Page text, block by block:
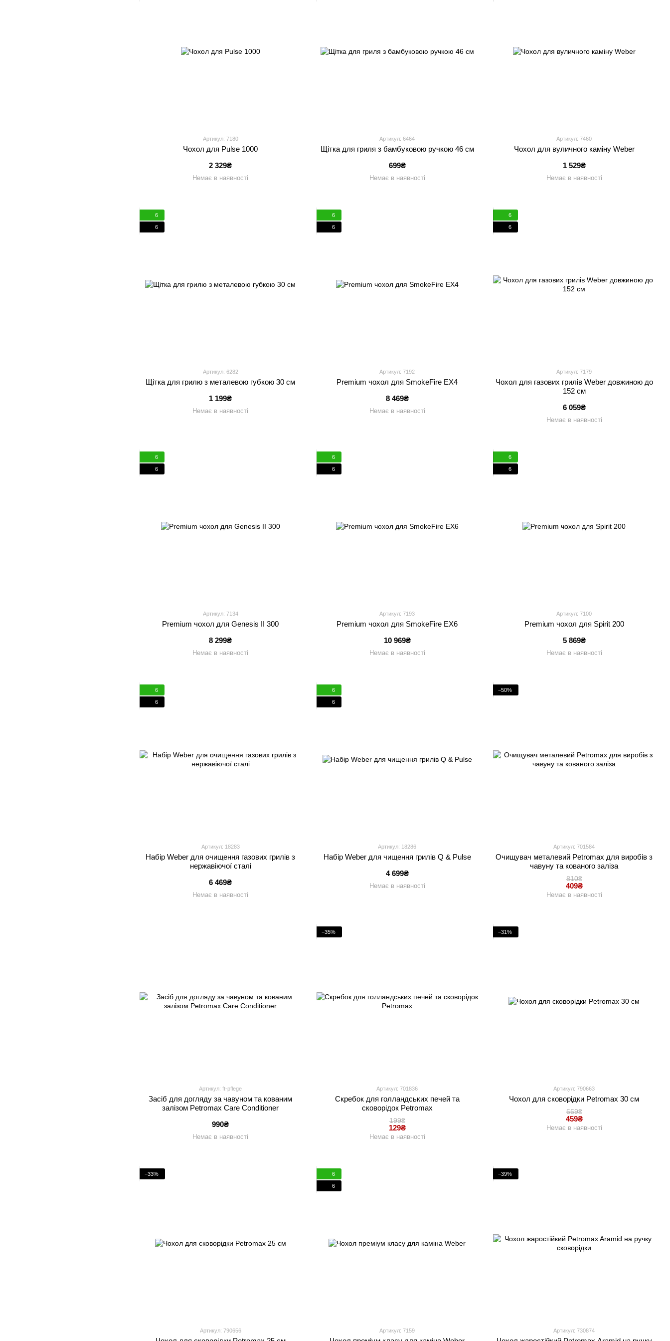
Артикул: 7180
Чохол для Pulse 1000
2 329₴
Немає в наявності
Артикул: 6464
Щітка для гриля з бамбуковою ручкою 46 см
699₴
Немає в наявності
Артикул: 7460
Чохол для вуличного каміну Weber
1 529₴
Немає в наявності
6
6
Артикул: 6282
Щітка для грилю з металевою губкою 30 см
1 199₴
Немає в наявності
6
6
Артикул: 7192
Premium чохол для SmokeFire EX4
8 469₴
Немає в наявності
6
6
Артикул: 7179
Чохол для газових грилів Weber довжиною до
152 см
6 059₴
Немає в наявності
6
6
Артикул: 7134
Premium чохол для Genesis II 300
8 299₴
Немає в наявності
6
6
Артикул: 7193
Premium чохол для SmokeFire EX6
10 969₴
Немає в наявності
6
6
Артикул: 7100
Premium чохол для Spirit 200
5 869₴
Немає в наявності
6
6
Артикул: 18283
Набір Weber для очищення газових грилів з
нержавіючої сталі
6 469₴
Немає в наявності
6
6
Артикул: 18286
Набір Weber для чищення грилів Q & Pulse
4 699₴
Немає в наявності
−50%
Артикул: 701584
Очищувач металевий Petromax для виробів з
чавуну та кованого заліза
810₴
409₴
Немає в наявності
Артикул: ft-pflege
Засіб для догляду за чавуном та кованим
залізом Petromax Care Conditioner
990₴
Немає в наявності
−35%
Артикул: 701836
Скребок для голландських печей та
сковорідок Petromax
199₴
129₴
Немає в наявності
−31%
Артикул: 790663
Чохол для сковорідки Petromax 30 см
669₴
459₴
Немає в наявності
−33%
Артикул: 790656
6
6
Артикул: 7159
−39%
Артикул: 730874